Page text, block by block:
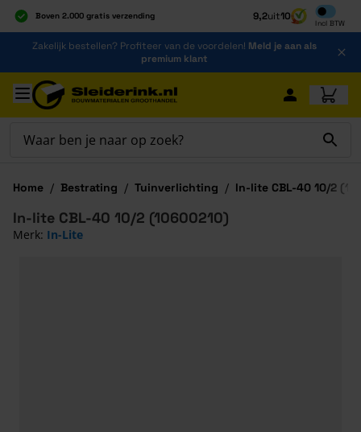
Boven 2.000 gratis verzending
Al 40 jaar dé specialist
Alles onder één dak
9,2uit10
Incl BTW
Inclusief
Ga naar de inhoud
Zakelijk bestellen? Profiteer van de voordelen! Meld je aan als
premium klant
Ga naar hoofdinhoud
Home / Bestrating / Tuinverlichting / In-lite CBL-40 10/2
In-lite CBL-40 10/2 (10600210)
Merk: In-Lite